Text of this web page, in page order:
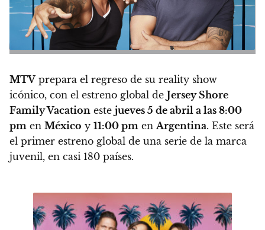
MTVprepara el regreso de su reality show
icónico, con el estreno global de Jersey Shore
Family Vacation este jueves 5 de abril a las 8:00
pm en México y 11:00 pm en Argentina. Este será
el primer estreno global de una serie de la marca
juvenil, en casi 180 países.